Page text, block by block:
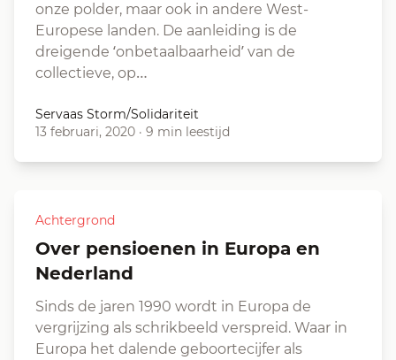
onze polder, maar ook in andere West-
Europese landen. De aanleiding is de
dreigende ‘onbetaalbaarheid’ van de
collectieve, op…
Servaas Storm/Solidariteit
13 februari, 2020 · 9 min leestijd
Achtergrond
Over pensioenen in Europa en
Nederland
Sinds de jaren 1990 wordt in Europa de
vergrijzing als schrikbeeld verspreid. Waar in
Europa het dalende geboortecijfer als